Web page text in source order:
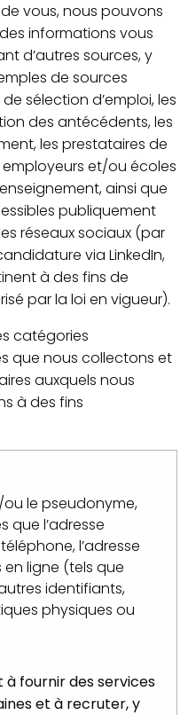
vous, nous pouvons
informations vous
d’autres sources, y
de sources
sélection d’emploi, les
des antécédents, les
les prestataires de
employeurs et/ou écoles
ainsi que
publiquement
réseaux sociaux (par
via LinkedIn,
à des fins de
par la loi en vigueur).
catégories
que nous collectons et
auxquels nous
à des fins
le pseudonyme,
que l’adresse
l’adresse
ligne (tels que
identifiants,
physiques ou
à fournir des services
et à recruter, y